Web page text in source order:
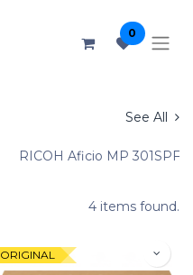
0
See All
RICOH Aficio MP 301SPF
4 items found.
ORIGINAL